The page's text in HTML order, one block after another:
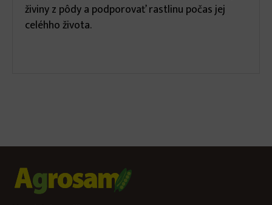
živiny z pôdy a podporovať rastlinu počas jej
celéhho života.